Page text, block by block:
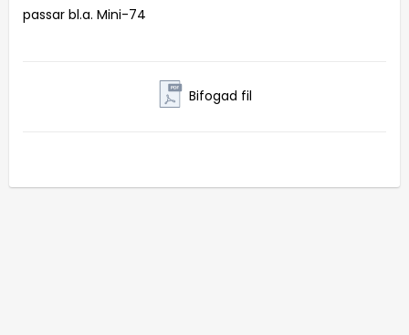
passar bl.a. Mini-74
Bifogad fil